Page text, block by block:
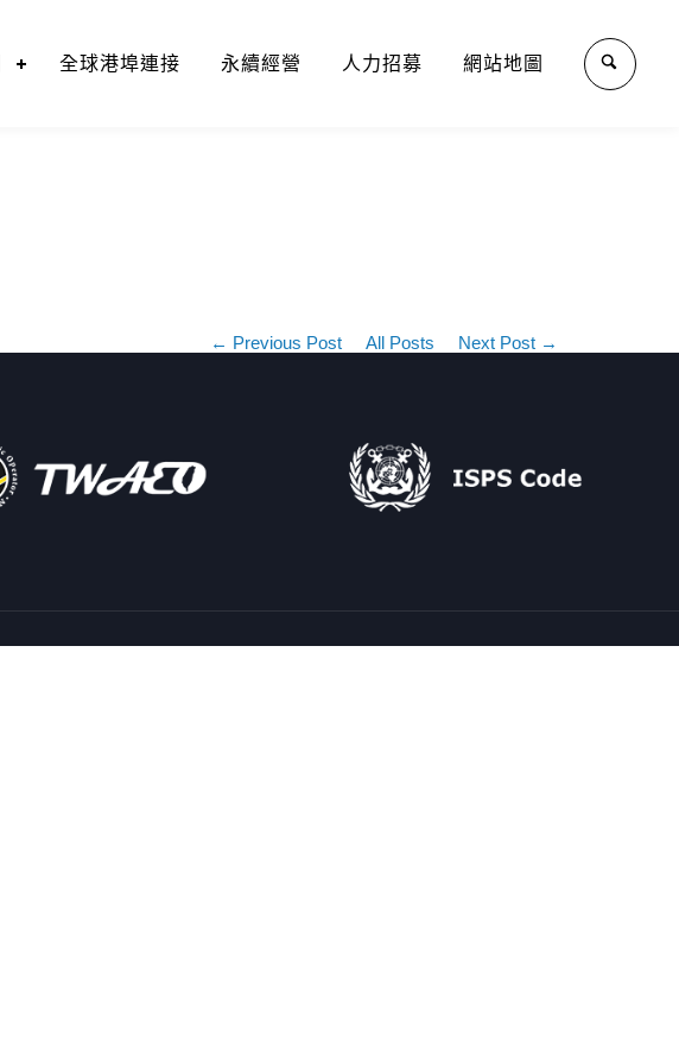
全球港埠連接 永續經營 人力招募 網站地圖
← Previous Post All Posts Next Post →